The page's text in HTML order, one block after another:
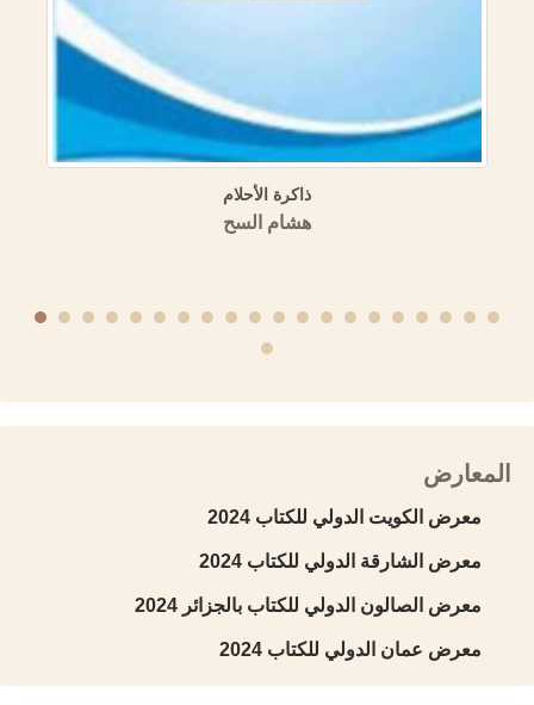
ذاكرة الأحلام
هشام السح
المعارض
معرض الكويت الدولي للكتاب 2024
معرض الشارقة الدولي للكتاب 2024
معرض الصالون الدولي للكتاب بالجزائر 2024
معرض عمان الدولي للكتاب 2024